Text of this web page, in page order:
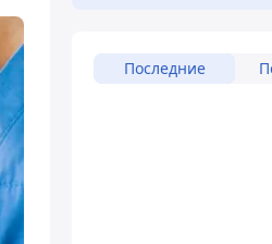
Последние